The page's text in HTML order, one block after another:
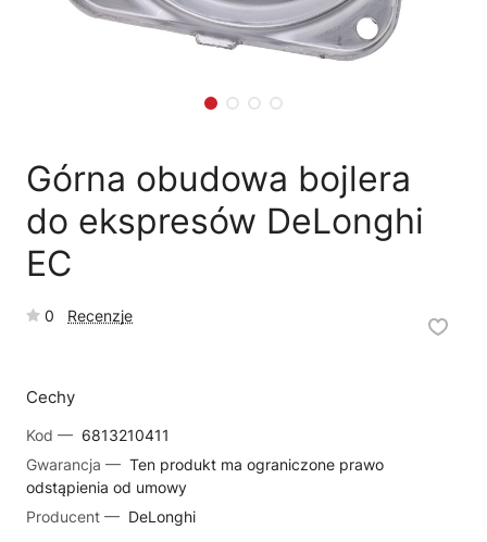
Górna obudowa bojlera
do ekspresów DeLonghi
EC
0 Recenzje
Cechy
Kod — 6813210411
Gwarancja — Ten produkt ma ograniczone prawo
odstąpienia od umowy
Producent — DeLonghi
Reklamacja naprawy 📦Reklamacja towaru